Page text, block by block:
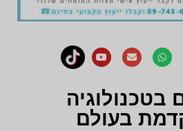
בטכנולוגיה
בעולם